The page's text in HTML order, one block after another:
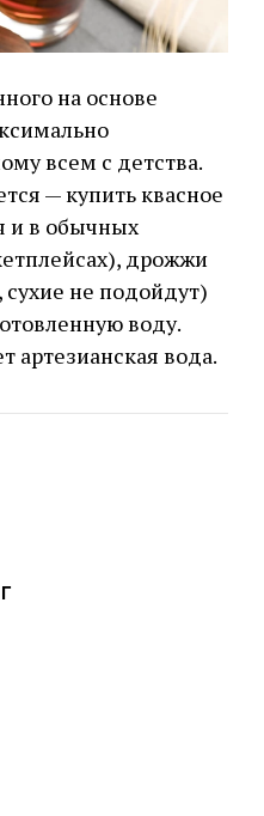
на основе
всем с детства.
— купить квасное
и в обычных
дрожжи
не подойдут)
воду.
артезианская вода.